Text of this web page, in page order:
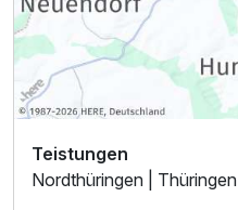
Teistungen
Nordthüringen | Thüringen